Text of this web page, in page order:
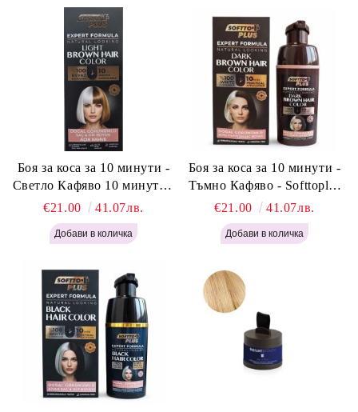
Боя за коса за 10 минути -
Светло Кафяво 10 минути -
Softtoplus Expert Woman
Light Brown 400мл
€21.00 41.07лв.
Боя за коса за 10 минути -
Тъмно Кафяво - Softtoplus
Expert Woman Dark Brown
400 мл
€21.00 41.07лв.